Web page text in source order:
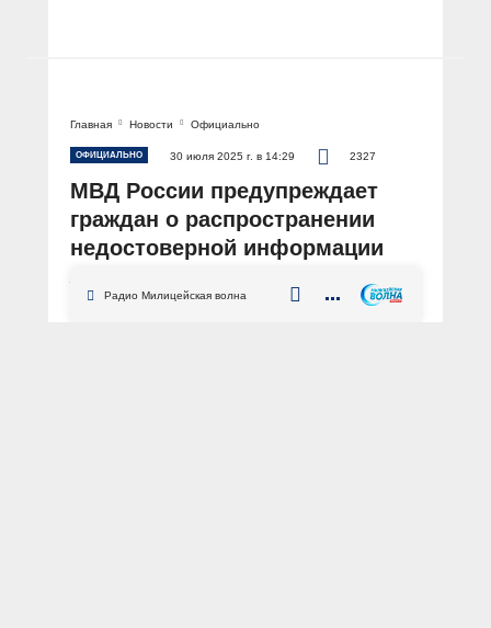
Главная Новости Официально
ОФИЦИАЛЬНО 30 июля 2025 г. в 14:29 2327
МВД России предупреждает
граждан о распространении
недостоверной информации
Радио Милицейская волна